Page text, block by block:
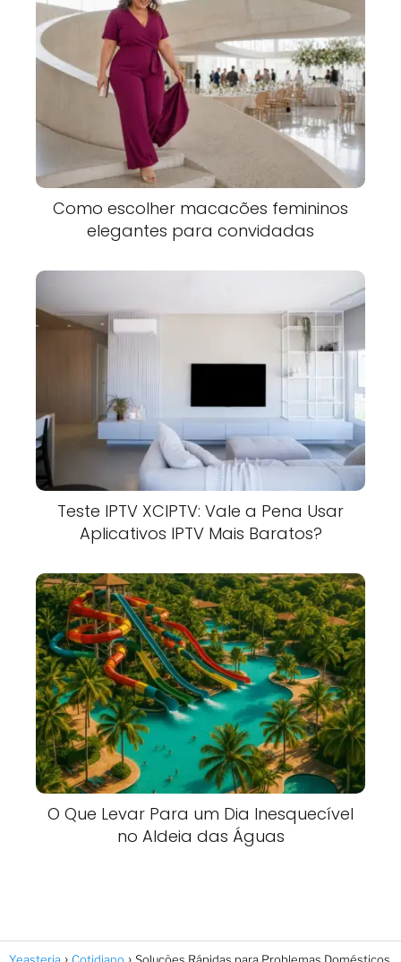
Como escolher macacões femininos
elegantes para convidadas
Teste IPTV XCIPTV: Vale a Pena Usar
Aplicativos IPTV Mais Baratos?
O Que Levar Para um Dia Inesquecível
no Aldeia das Águas
Yeasteria Cotidiano Soluções Rápidas para Problemas Domésticos